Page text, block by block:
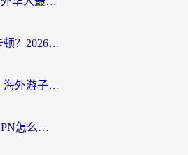
在国外怎么用虎牙不卡顿？2026海外华人亲测有效的回国加速器选择指南
斧牛和加速喵好用吗？海外游子的真实选择困境
马来西亚留学生回国VPN怎么选？3个避坑点+1款实测好用的加速器推荐